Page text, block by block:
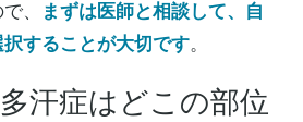
、
まずは医師と相談して、自
することが大切です。
汗症はどこの部位